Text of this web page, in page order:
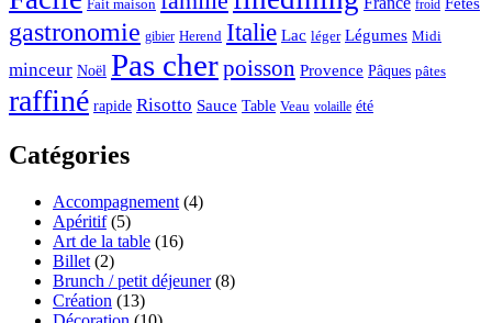
Fait maison froid
gastronomie gibier Herend Italie Lac léger Légumes Midi
minceur Noël Pas cherpoisson Provence Pâques pâtes
raffiné rapide Risotto Sauce Table Veau volaille été
Catégories
Accompagnement (4)
Apéritif(5)
Art de la table (16)
Billet (2)
Brunch / petit déjeuner(8)
Création (13)